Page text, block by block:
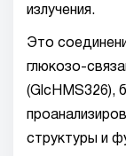
излучения.
Это
глюкозо-
(GlcHMS326),
структуры и